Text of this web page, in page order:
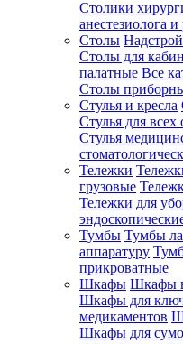
Столики
анестезиолога
Столы
Столы для
палатные Все
Столы
Стулья и кресла
Стулья для всех
Стулья
Тележки
грузовые
Тележки для
Тумбы Тумбы
аппаратуру
прикроватные
Шкафы Шкафы
Шкафы для
медикаментов
Шкафы для